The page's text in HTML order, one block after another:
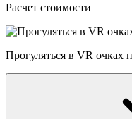
Расчет стоимости
Прогуляться в VR очках